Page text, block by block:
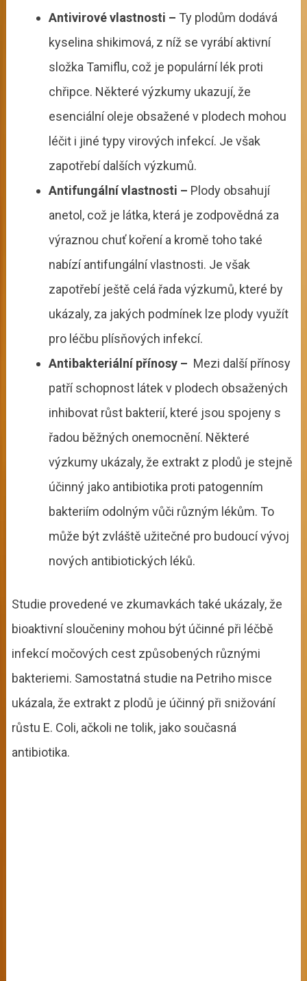
Antivirové vlastnosti – Ty plodům dodává
kyselina shikimová, z níž se vyrábí aktivní
složka Tamiflu, což je populární lék proti
chřipce. Některé výzkumy ukazují, že
esenciální oleje obsažené v plodech mohou
léčit i jiné typy virových infekcí. Je však
zapotřebí dalších výzkumů.
Antifungální vlastnosti – Plody obsahují
anetol, což je látka, která je zodpovědná za
výraznou chuť koření a kromě toho také
nabízí antifungální vlastnosti. Je však
zapotřebí ještě celá řada výzkumů, které by
ukázaly, za jakých podmínek lze plody využít
pro léčbu plísňových infekcí.
Antibakteriální přínosy – Mezi další přínosy
patří schopnost látek v plodech obsažených
inhibovat růst bakterií, které jsou spojeny s
řadou běžných onemocnění. Některé
výzkumy ukázaly, že extrakt z plodů je stejně
účinný jako antibiotika proti patogenním
bakteriím odolným vůči různým lékům. To
může být zvláště užitečné pro budoucí vývoj
nových antibiotických léků.
Studie provedené ve zkumavkách také ukázaly, že
bioaktivní sloučeniny mohou být účinné při léčbě
infekcí močových cest způsobených různými
bakteriemi. Samostatná studie na Petriho misce
ukázala, že extrakt z plodů je účinný při snižování
růstu E. Coli, ačkoli ne tolik, jako současná
antibiotika.